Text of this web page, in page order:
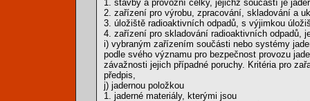
1. stavby a provozní celky, jejichž součástí je
2. zařízení pro výrobu, zpracování, skladování a
3. úložiště radioaktivních odpadů, s výjimkou
4. zařízení pro skladování radioaktivních odpadů,
i) vybraným zařízením součásti nebo systémy
podle svého významu pro bezpečnost provozu
závažnosti jejich případné poruchy. Kritéria pro
předpis,
j) jadernou položkou
1. jaderné materiály, kterými jsou